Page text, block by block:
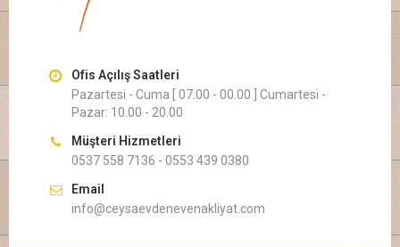
Ofis Açılış Saatleri
Pazartesi - Cuma [ 07:00 - 00.00 ] Cumartesi -
Pazar: 10.00 - 20.00
Müşteri Hizmetleri
0537 558 7136 - 0553 439 0380
Email
info@ceysaevdenevenakliyat.com